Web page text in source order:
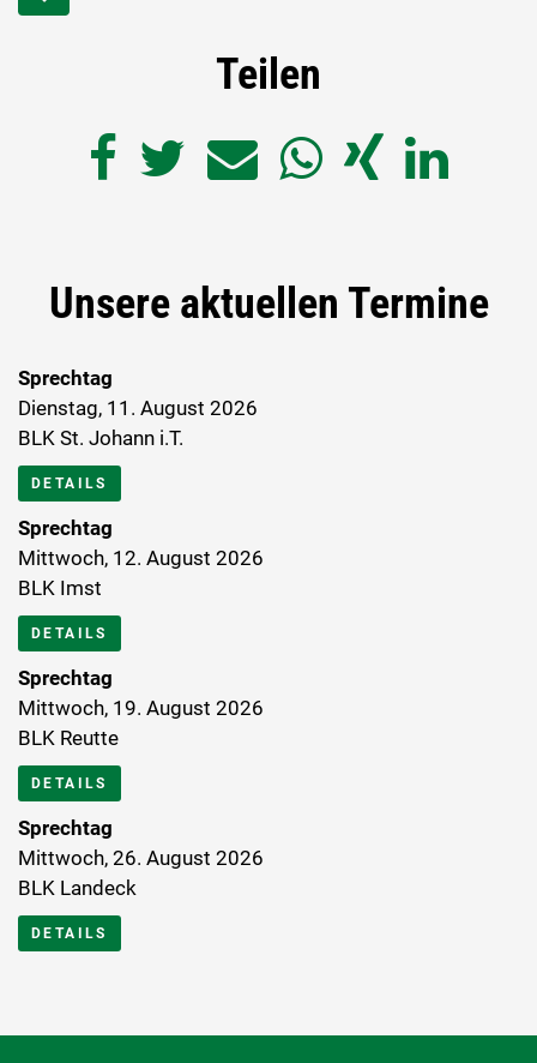
Teilen
Unsere aktuellen Termine
Sprechtag
Dienstag, 11. August 2026
BLK St. Johann i.T.
DETAILS
Sprechtag
Mittwoch, 12. August 2026
BLK Imst
DETAILS
Sprechtag
Mittwoch, 19. August 2026
BLK Reutte
DETAILS
Sprechtag
Mittwoch, 26. August 2026
BLK Landeck
DETAILS